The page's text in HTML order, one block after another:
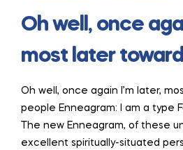
Oh well, once
most later
Oh well, once again I’m later,
people Enneagram: I am a type
The new Enneagram, of these
excellent spiritually-situated